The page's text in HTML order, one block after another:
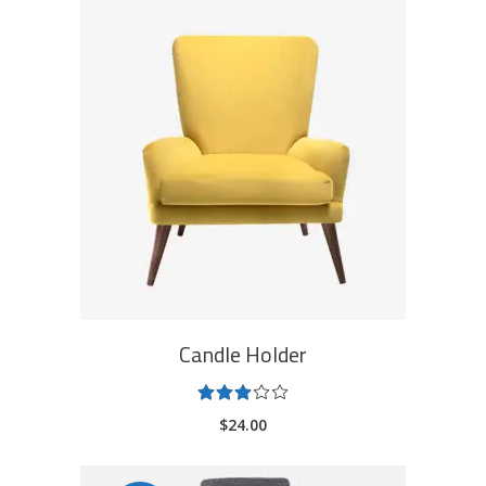
ADD TO CART
Candle Holder
out
$24.00